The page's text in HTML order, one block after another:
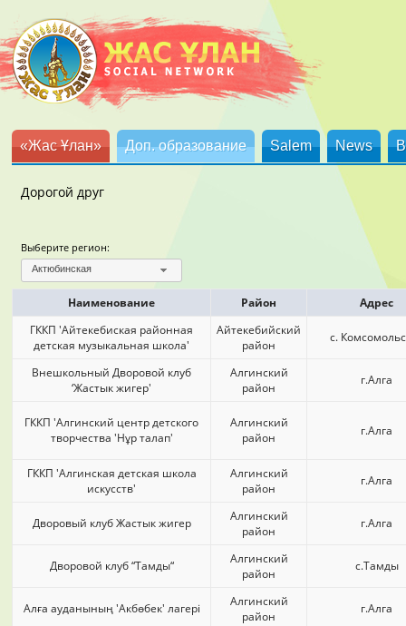
«Жас Ұлан» Доп. образование Salem News
Дорогой друг
Выберите регион:
Актюбинская
Наименование Район
Адрес
ГККП 'Айтекебиская районная
детская музыкальная школа'
Айтекебийский
район
с.
Внешкольный Дворовой клуб
‘Жастык жигер'
Алгинский
район
г.Алга
ГККП 'Алгинский центр детского
творчества 'Нұр талап'
Алгинский
район
г.Алга
ГККП 'Алгинская детская школа
искусств'
Алгинский
район
г.Алга
Дворовый клуб Жастык жигер
Алгинский
район
г.Алга
Дворовой клуб “Тамды“
Алгинский
район
с.Тамды
Алға ауданының 'Акбөбек' лагері
Алгинский
район
г.Алга